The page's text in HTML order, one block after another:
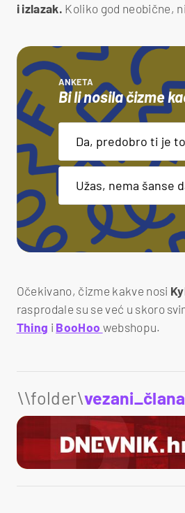
i izlazak. Koliko god neobične,
ANKETA
Bi li nosila čizme
Da, predobro ti je to
Užas, nema šanse
Da, predobro ti je to
Užas, nema šanse
Očekivano, čizme kakve nosi
rasprodale su se već u skoro
Thing i BooHoo webshopu.
\\folder\